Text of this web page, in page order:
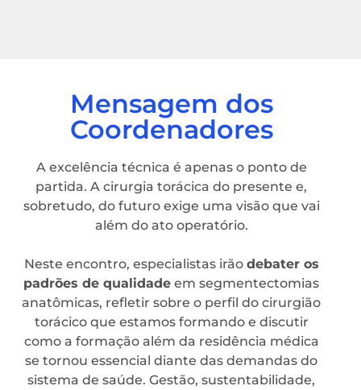
Mensagem dos
Coordenadores
A excelência técnica é apenas o ponto de
partida. A cirurgia torácica do presente e,
sobretudo, do futuro exige uma visão que vai
além do ato operatório.
Neste encontro, especialistas irão debater os
padrões de qualidade em segmentectomias
anatômicas, refletir sobre o perfil do cirurgião
torácico que estamos formando e discutir
como a formação além da residência médica
se tornou essencial diante das demandas do
sistema de saúde. Gestão, sustentabilidade,